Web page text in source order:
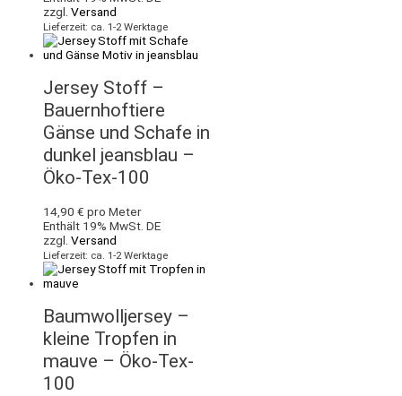
zzgl. Versand
Lieferzeit: ca. 1-2 Werktage
Jersey Stoff –
Bauernhoftiere
Gänse und Schafe in
dunkel jeansblau –
Öko-Tex-100
14,90 € pro Meter
Enthält 19% MwSt. DE
zzgl. Versand
Lieferzeit: ca. 1-2 Werktage
Baumwolljersey –
kleine Tropfen in
mauve – Öko-Tex-
100